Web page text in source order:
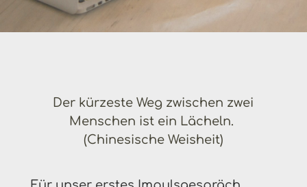
Der kürzeste Weg zwischen zwei
Menschen ist ein Lächeln.
(Chinesische Weisheit)